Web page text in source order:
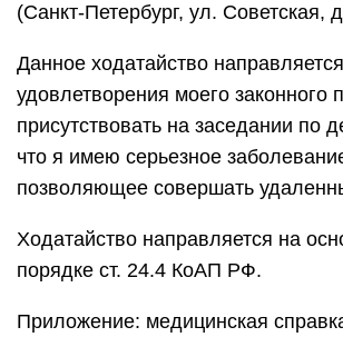
(Санкт-Петербург, ул. Советская,
Данное ходатайство
удовлетворения моего законного
присутствовать на заседании по
что я имею серьезное
позволяющее совершать
Ходатайство направляется на
порядке ст. 24.4 КоАП РФ.
Приложение: медицинская